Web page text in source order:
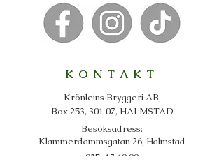
KONTAKT
Krönleins Bryggeri AB,
Box 253, 301 07, HALMSTAD
Besöksadress:
Klammerdammsgatan 26, Halmstad
​035-17 60 00